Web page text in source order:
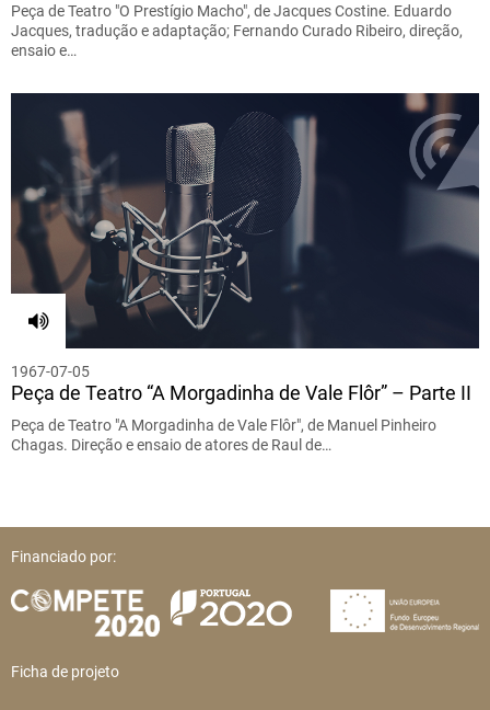
Peça de Teatro "O Prestígio Macho", de Jacques Costine. Eduardo
Jacques, tradução e adaptação; Fernando Curado Ribeiro, direção,
ensaio e…
1967-07-05
Peça de Teatro “A Morgadinha de Vale Flôr” – Parte II
Peça de Teatro "A Morgadinha de Vale Flôr", de Manuel Pinheiro
Chagas. Direção e ensaio de atores de Raul de…
Financiado por:
Ficha de projeto